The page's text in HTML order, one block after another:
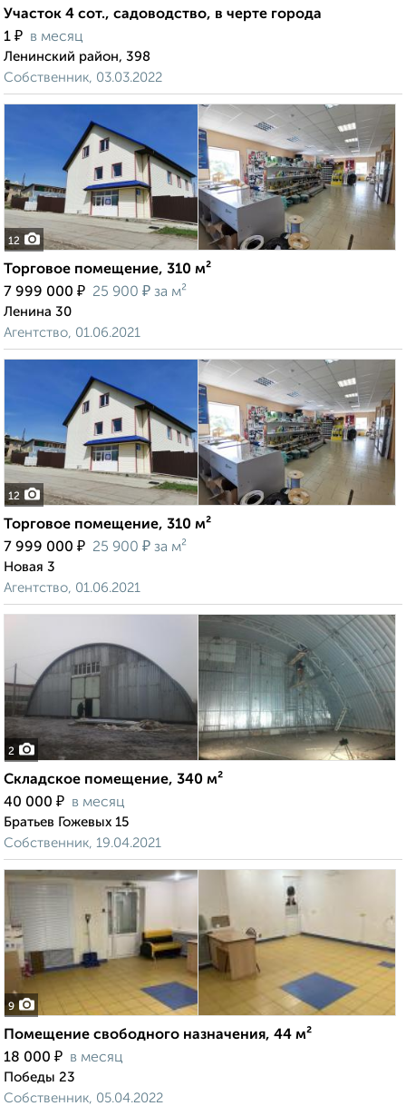
Участок 4 сот., садоводство, в черте города
1 ₽ в месяц
Ленинский район, 398
Собственник, 03.03.2022
12
Торговое помещение, 310 м²
7 999 000 ₽ 25 900 ₽ за м²
Ленина 30
Агентство, 01.06.2021
12
Торговое помещение, 310 м²
7 999 000 ₽ 25 900 ₽ за м²
Новая 3
Агентство, 01.06.2021
2
Складское помещение, 340 м²
40 000 ₽ в месяц
Братьев Гожевых 15
Собственник, 19.04.2021
9
Помещение свободного назначения, 44 м²
18 000 ₽ в месяц
Победы 23
Собственник, 05.04.2022